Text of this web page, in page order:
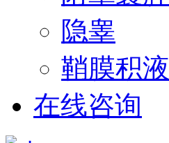
隐睾
鞘膜积液
在线咨询